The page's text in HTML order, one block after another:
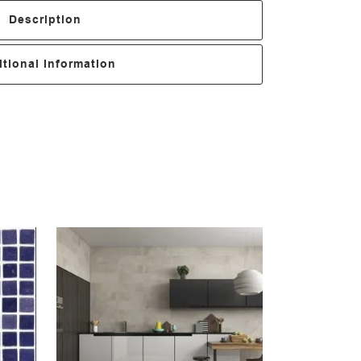
Description
Information